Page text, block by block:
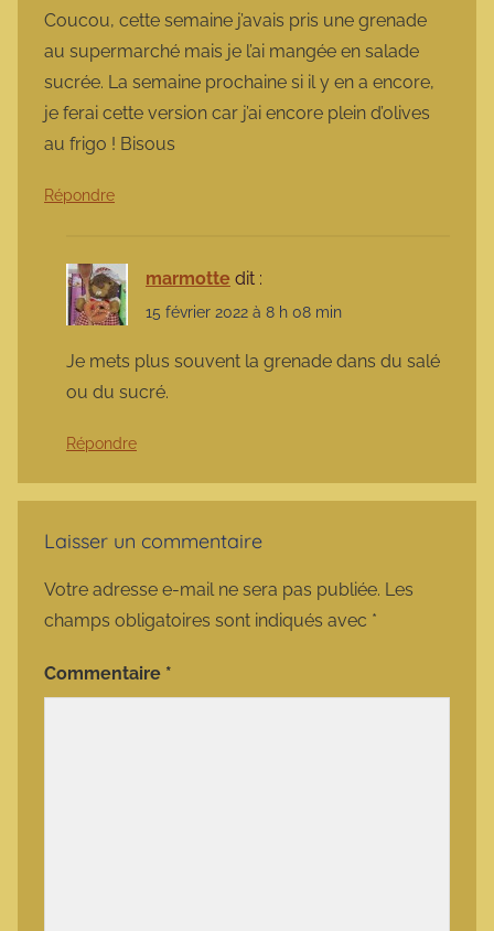
Coucou, cette semaine j’avais pris une grenade
au supermarché mais je l’ai mangée en salade
sucrée. La semaine prochaine si il y en a encore,
je ferai cette version car j’ai encore plein d’olives
au frigo ! Bisous
Répondre
marmotte dit :
15 février 2022 à 8 h 08 min
Je mets plus souvent la grenade dans du salé
ou du sucré.
Répondre
Laisser un commentaire
Votre adresse e-mail ne sera pas publiée. Les
champs obligatoires sont indiqués avec *
Commentaire *